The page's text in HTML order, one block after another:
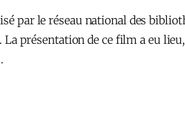
par le réseau national des
présentation de ce film a eu